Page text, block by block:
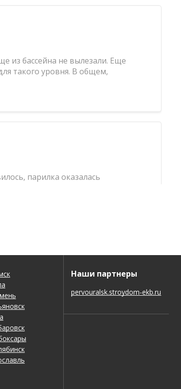
из бассейна не вылезали. Еще
такого уровня. В общем,
парилка оказалась
Наши партнеры
pervouralsk.stroydom-ekb.ru